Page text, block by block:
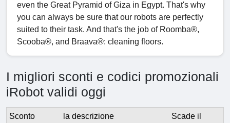
even the Great Pyramid of Giza in Egypt. That's why
you can always be sure that our robots are perfectly
suited to their task. And that's the job of Roomba®,
Scooba®, and Braava®: cleaning floors.
I migliori sconti e codici promozionali
iRobot validi oggi
Sconto la descrizione Scade il